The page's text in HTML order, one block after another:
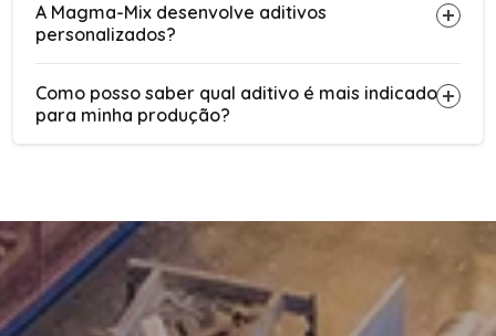
A Magma-Mix desenvolve aditivos
personalizados?
Como posso saber qual aditivo é mais indicado
para minha produção?